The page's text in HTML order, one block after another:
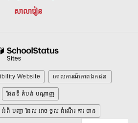
សាលារៀន
Website គោលការណ៍ភាពឯកជន
ផែនទី តំបន់ បណ្ដាញ
ពី បញ្ហា ដែល អាច ចូល ដំណើរ ការ បាន